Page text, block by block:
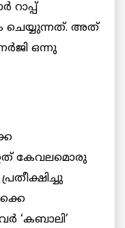
റാപ്പ്
ചെയ്യുന്നത്. അത്
ഒന്നു
ഇത് കേവലമൊരു
‘കബാലി’